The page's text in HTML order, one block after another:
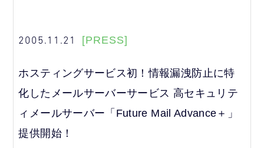
2005.11.21 [PRESS]
ホスティングサービス初！情報漏洩防止に特
化したメールサーバーサービス 高セキュリテ
ィメールサーバー「Future Mail Advance＋」
提供開始！